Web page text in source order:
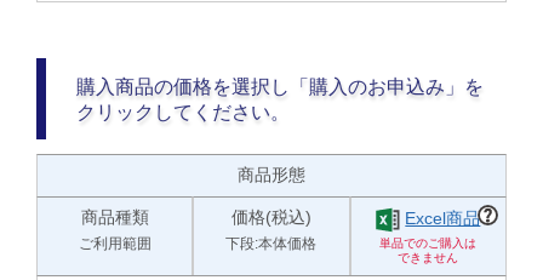
購入商品の価格を選択し「購入のお申込み」を
クリックしてください。
商品形態
商品種類
ご利用範囲
価格(税込)
下段:本体価格
Excel商品